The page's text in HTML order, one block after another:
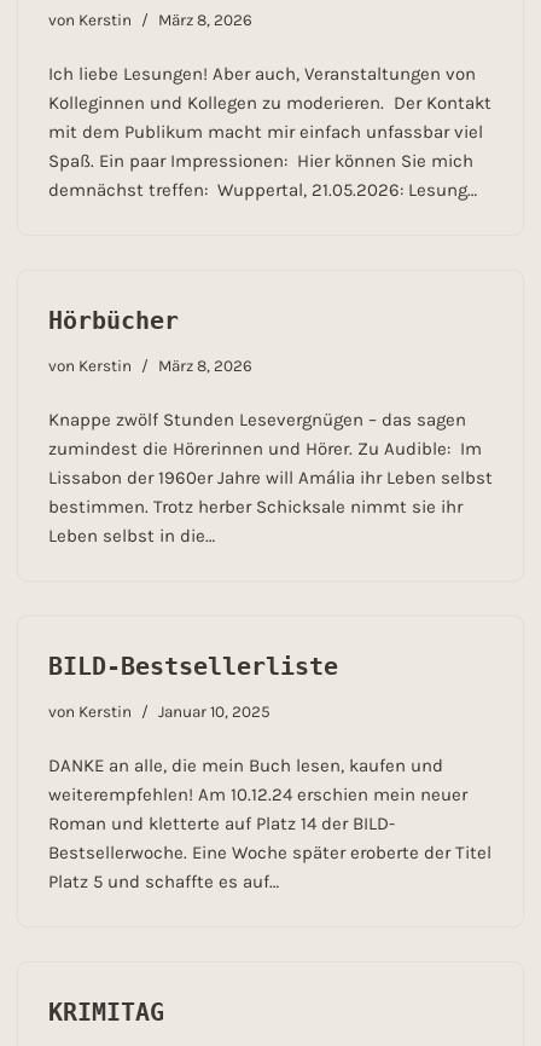
von Kerstin März 8, 2026
Ich liebe Lesungen! Aber auch, Veranstaltungen von
Kolleginnen und Kollegen zu moderieren. Der Kontakt
mit dem Publikum macht mir einfach unfassbar viel
Spaß. Ein paar Impressionen: Hier können Sie mich
demnächst treffen: Wuppertal, 21.05.2026: Lesung…
Hörbücher
von Kerstin März 8, 2026
Knappe zwölf Stunden Lesevergnügen – das sagen
zumindest die Hörerinnen und Hörer. Zu Audible: Im
Lissabon der 1960er Jahre will Amália ihr Leben selbst
bestimmen. Trotz herber Schicksale nimmt sie ihr
Leben selbst in die…
BILD-Bestsellerliste
von Kerstin Januar 10, 2025
DANKE an alle, die mein Buch lesen, kaufen und
weiterempfehlen! Am 10.12.24 erschien mein neuer
Roman und kletterte auf Platz 14 der BILD-
Bestsellerwoche. Eine Woche später eroberte der Titel
Platz 5 und schaffte es auf…
KRIMITAG